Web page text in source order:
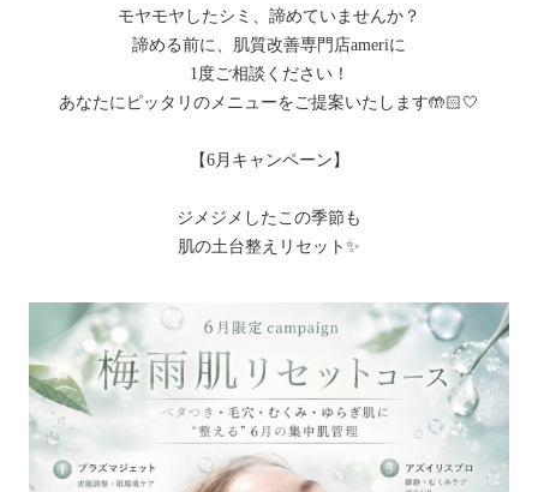
モヤモヤしたシミ、諦めていませんか？
諦める前に、肌質改善専門店ameriに
1度ご相談ください！
あなたにピッタリのメニューをご提案いたします🤲🏻🤍
【6月キャンペーン】
ジメジメしたこの季節も
肌の土台整えリセット✨